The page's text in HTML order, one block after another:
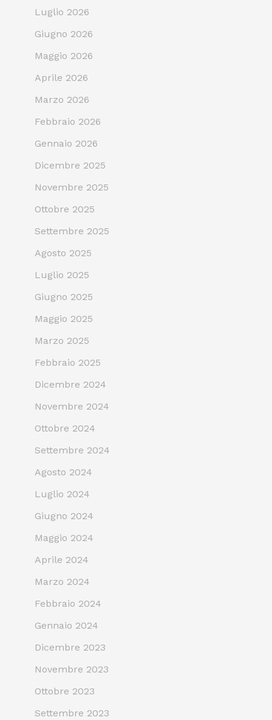
Luglio 2026
Giugno 2026
Maggio 2026
Aprile 2026
Marzo 2026
Febbraio 2026
Gennaio 2026
Dicembre 2025
Novembre 2025
Ottobre 2025
Settembre 2025
Agosto 2025
Luglio 2025
Giugno 2025
Maggio 2025
Marzo 2025
Febbraio 2025
Dicembre 2024
Novembre 2024
Ottobre 2024
Settembre 2024
Agosto 2024
Luglio 2024
Giugno 2024
Maggio 2024
Aprile 2024
Marzo 2024
Febbraio 2024
Gennaio 2024
Dicembre 2023
Novembre 2023
Ottobre 2023
Settembre 2023